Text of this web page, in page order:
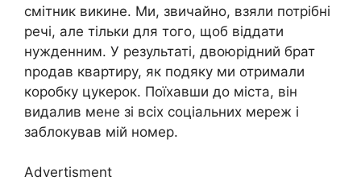
смітник викине. Ми, звичайно, взяли потрібні
речі, але тільки для того, щоб віддати
нужденним. У результаті, двоюрідний брат
nродав квартиру, як подяку ми отримали
коробку цукерок. Поїхавши до міста, він
видалив мене зі всіх соціальних мереж і
заблокував мій номер.
Advertisment